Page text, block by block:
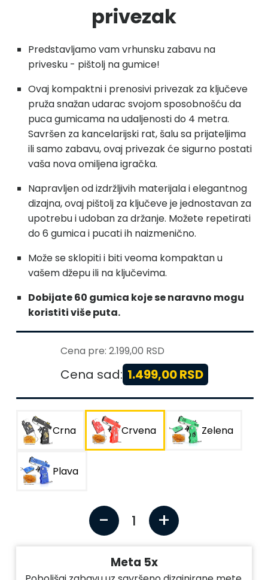
privezak
Predstavljamo vam vrhunsku zabavu na
privesku - pištolj na gumice!
Ovaj kompaktni i prenosivi privezak za ključeve
pruža snažan udarac svojom sposobnošću da
puca gumicama na udaljenosti do 4 metra.
Savršen za kancelarijski rat, šalu sa prijateljima
ili samo zabavu, ovaj privezak će sigurno postati
vaša nova omiljena igračka.
Napravljen od izdržljivih materijala i elegantnog
dizajna, ovaj pištolj za ključeve je jednostavan za
upotrebu i udoban za držanje. Možete repetirati
do 6 gumica i pucati ih naizmenično.
Može se sklopiti i biti veoma kompaktan u
vašem džepu ili na ključevima.
Dobijate 60 gumica koje se naravno mogu
koristiti više puta.
Cena pre: 2.199,00 RSD
Cena sad: 1.499,00 RSD
Crna Crvena Zelena
Plava
- 1 +
Meta 5x